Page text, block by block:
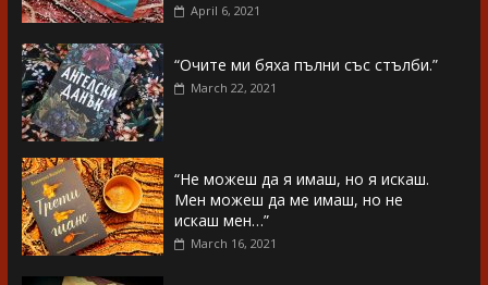
April 6, 2021
“Очите ми бяха пълни със стълби.”
March 22, 2021
“Не можеш да я имаш, но я искаш.
Мен можеш да ме имаш, но не
искаш мен…”
March 16, 2021